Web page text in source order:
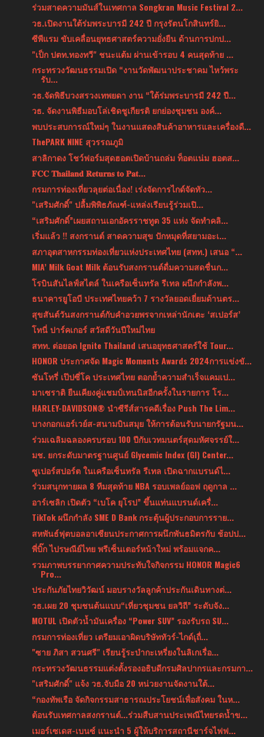
ร่วมสาดความมันส์ในเทศกาล Songkran Music Festival 2...
วธ.เปิดงานใต้ร่มพระบารมี 242 ปี กรุงรัตนโกสินทร์ยิ...
ซีพีแรม ขับเคลื่อนยุทธศาสตร์ความยั่งยืน ด้านการปกป...
"เป็ก ปตท.ทองทวี" ชนะแต้ม ผ่านเข้ารอบ 4 คนสุดท้าย ...
กระทรวงวัฒนธรรมเปิด “งานวัดพัฒนาประชาคม ไหว้พระ
รับ...
วธ.จัดพิธีบวงสรวงเทพยดา งาน “ใต้ร่มพระบารมี 242 ปี...
วธ. จัดงานพิธีมอบโล่เชิดชูเกียรติ ยกย่องชุมชน องค์...
พบประสบการณ์ใหม่ๆ ในงานแสดงสินค้าอาหารและเครื่องดื...
ThePARK NINE สุวรรณภูมิ
สาลิกาดง โชว์ฟอร์มสุดฮอตเปิดบ้านถล่ม ท็อตแน่ม ฮอตส...
𝐅𝐂𝐂 𝐓𝐡𝐚𝐢𝐥𝐚𝐧𝐝 𝐑𝐞𝐭𝐮𝐫𝐧𝐬 𝐭𝐨 𝐏𝐚𝐭...
กรมการท่องเที่ยวลุยต่อเนื่อง! เร่งจัดการไกด์จัดทัว...
"เสริมศักดิ์" ปลื้มพิพิธภัณฑ์-แหล่งเรียนรู้ร่วมเปิ...
“เสริมศักดิ์”เผยสถานเอกอัครราชทูต 35 แห่ง จัดทำคลิ...
เริ่มแล้ว !! สงกรานต์ สาดความสุข ปักหมุดที่สยามอะเ...
สภาอุตสาหกรรมท่องเที่ยวแห่งประเทศไทย (สทท.) เสนอ “...
MIA’ Milk Goat Milk ต้อนรับสงกรานต์ดื่มความสดชื่นก...
โรบินสันไลฟ์สไตล์ ในเครือเซ็นทรัล รีเทล ผนึกกำลังพ...
ธนาคารยูโอบี ประเทศไทยคว้า 7 รางวัลยอดเยี่ยมด้านตร...
สุขสันต์วันสงกรานต์กับคำอวยพรจากเหล่านักเตะ ‘สเปอร์ส’
โทนี่ ปาร์คเกอร์ สวัสดีวันปีใหม่ไทย
สทท. ต่อยอด Ignite Thailand เสนอยุทธศาสตร์ใช้ Tour...
HONOR ประกาศจัด Magic Moments Awards 2024การแข่งขั...
ซันโทรี่ เป๊ปซี่โค ประเทศไทย ตอกย้ำความสำเร็จแคมเป...
มาเซราติ ยืนเคียงคู่แชมป์เทนนิสอีกครั้งในรายการ โร...
HARLEY-DAVIDSON® นำซีรีส์สารคดีเรื่อง Push The Lim...
บางกอกแอร์เวย์ส-สนามบินสมุย ให้การต้อนรับนายกรัฐมน...
ร่วมเฉลิมฉลองครบรอบ 100 ปีกับเวทมนตร์สุดมหัศจรรย์ใ...
มช. ยกระดับมาตรฐานศูนย์ Glycemic Index (GI) Center...
ซูเปอร์สปอร์ต ในเครือเซ็นทรัล รีเทล เปิดฉากแบรนด์ไ...
ร่วมสนุกทายผล 8 ทีมสุดท้าย NBA รอบเพลย์ออฟ ฤดูกาล ...
อาร์เซลิก เปิดตัว “เบโค ยุโรป” ขึ้นแท่นแบรนด์เครื่...
TikTok ผนึกกำลัง SME D Bank กระตุ้นผู้ประกอบการราย...
สหพันธ์ฟุตบอลอาเซียนประกาศการผนึกพันธมิตรกับ ช้อปป...
พี่บิ๊ก ไปรษณีย์ไทย พรีเซ็นเตอร์หน้าใหม่ พร้อมแจกค...
รวมภาพบรรยากาศความประทับใจกิจกรรม HONOR Magic6
Pro...
ประกันภัยไทยวิวัฒน์ มอบรางวัลลูกค้าประกันเดินทางต่...
วธ.เผย 20 ชุมชนต้นแบบ“เที่ยวชุมชน ยลวิถี” ระดับจัง...
MOTUL เปิดตัวน้ำมันเครื่อง “Power SUV” รองรับรถ SU...
กรมการท่องเที่ยว เตรียมเอาผิดบริษัททัวร์-ไกด์เุถื่...
"ซาย ภิสา สวนศรี" เรียนรู้ระบำกะเหรี่ยงในลิเกเรื่อ...
กระทรวงวัฒนธรรมแต่งตั้งรองอธิบดีกรมศิลปากรและกรมกา...
"เสริมศักดิ์" แจ้ง วธ.จับมือ 20 หน่วยงานจัดงานใต้...
“กองทัพเรือ จัดกิจกรรมสาธารณประโยชน์เพื่อสังคม ในห...
ต้อนรับเทศกาลสงกรานต์...ร่วมสืบสานประเพณีไทยรดน้ำข...
เมอร์เซเดส-เบนซ์ แนะนำ 5 ผู้ให้บริการสถานีชาร์จไฟฟ...